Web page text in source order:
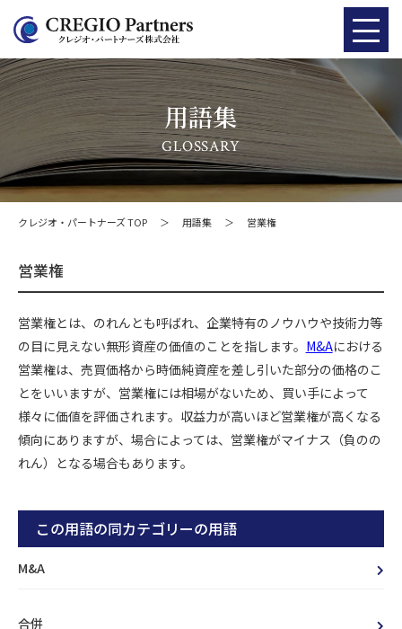
用語集
GLOSSARY
クレジオ・パートナーズ TOP ＞ 用語集 ＞ 営業権
営業権
営業権とは、のれんとも呼ばれ、企業特有のノウハウや技術力等
の目に見えない無形資産の価値のことを指します。 M&Aにおける
営業権は、売買価格から時価純資産を差し引いた部分の価格のこ
とをいいますが、営業権には相場がないため、買い手によって
様々に価値を評価されます。収益力が高いほど営業権が高くなる
傾向にありますが、場合によっては、営業権がマイナス（負のの
れん）となる場合もあります。
この用語の同カテゴリーの用語
M&A
合併